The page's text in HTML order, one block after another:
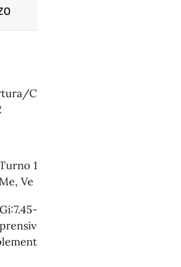
Centralino:7.30-
1 :7.45-14.45
Ve
15.45
di lavoro